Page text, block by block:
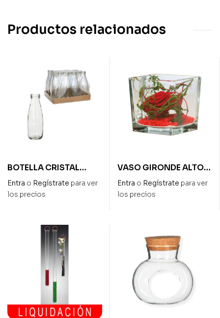
Productos relacionados
BOTELLA CRISTAL
TRANSPARENTE DIAM 7
x 21 cm ALTO
Entra o Regístrate para ver
los precios
VASO GIRONDE ALTO
10cm – LADO 10 x 10cm
Entra o Regístrate para ver
los precios